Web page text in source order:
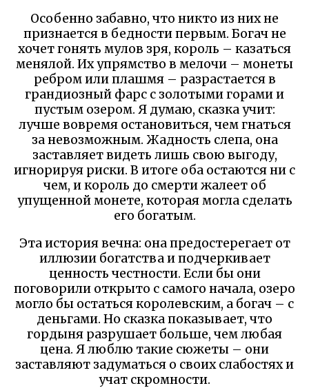
Особенно забавно, что никто из них не
признается в бедности первым. Богач не
хочет гонять мулов зря, король – казаться
менялой. Их упрямство в мелочи – монеты
ребром или плашмя – разрастается в
грандиозный фарс с золотыми горами и
пустым озером. Я думаю, сказка учит:
лучше вовремя остановиться, чем гнаться
за невозможным. Жадность слепа, она
заставляет видеть лишь свою выгоду,
игнорируя риски. В итоге оба остаются ни с
чем, и король до смерти жалеет об
упущенной монете, которая могла сделать
его богатым.
Эта история вечна: она предостерегает от
иллюзии богатства и подчеркивает
ценность честности. Если бы они
поговорили открыто с самого начала, озеро
могло бы остаться королевским, а богач – с
деньгами. Но сказка показывает, что
гордыня разрушает больше, чем любая
цена. Я люблю такие сюжеты – они
заставляют задуматься о своих слабостях и
учат скромности.